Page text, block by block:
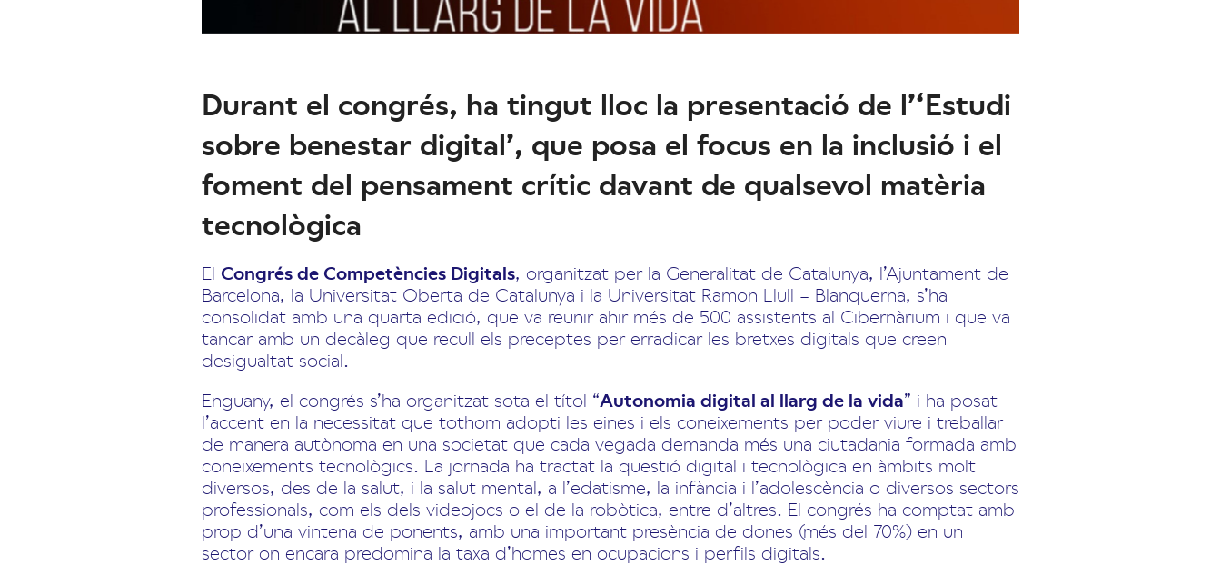
Durant el congrés, ha tingut lloc la presentació de l’‘Estudi
sobre benestar digital’, que posa el focus en la inclusió i el
foment del pensament crític davant de qualsevol matèria
tecnològica
El Congrés de Competències Digitals, organitzat per la Generalitat de Catalunya, l’Ajuntament de
Barcelona, la Universitat Oberta de Catalunya i la Universitat Ramon Llull – Blanquerna, s’ha
consolidat amb una quarta edició, que va reunir ahir més de 500 assistents al Cibernàrium i que va
tancar amb un decàleg que recull els preceptes per erradicar les bretxes digitals que creen
desigualtat social.
Enguany, el congrés s’ha organitzat sota el títol “Autonomia digital al llarg de la vida” i ha posat
l’accent en la necessitat que tothom adopti les eines i els coneixements per poder viure i treballar
de manera autònoma en una societat que cada vegada demanda més una ciutadania formada amb
coneixements tecnològics. La jornada ha tractat la qüestió digital i tecnològica en àmbits molt
diversos, des de la salut, i la salut mental, a l’edatisme, la infància i l’adolescència o diversos sectors
professionals, com els dels videojocs o el de la robòtica, entre d’altres. El congrés ha comptat amb
prop d’una vintena de ponents, amb una important presència de dones (més del 70%) en un
sector on encara predomina la taxa d’homes en ocupacions i perfils digitals.